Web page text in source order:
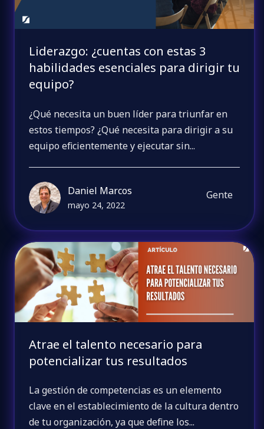
Liderazgo: ¿cuentas con estas 3
habilidades esenciales para dirigir tu
equipo?
¿Qué necesita un buen líder para triunfar en
estos tiempos? ¿Qué necesita para dirigir a su
equipo eficientemente y ejecutar sin...
Daniel Marcos
mayo 24, 2022
Gente
Atrae el talento necesario para
potencializar tus resultados
La gestión de competencias es un elemento
clave en el establecimiento de la cultura dentro
de tu organización, ya que define los...